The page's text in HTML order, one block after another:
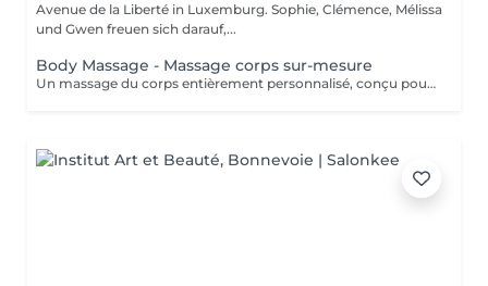
Avenue de la Liberté in Luxemburg. Sophie, Clémence, Mélissa
und Gwen freuen sich darauf,...
Body Massage - Massage corps sur-mesure
Un massage du corps entièrement personnalisé, conçu pour s'adapter à vos besoins et aux tensions ressenties. Dès votre installation sur une table chauffante, tout est pensé pour favoriser le relâchement et le confort. L'huile utilisée est choisie selon vos préférences pour accompagner ce moment de détente. Grâce à une combinaison de manuvres enveloppantes, de pressions ciblées, d'étirements et de gestes drainants, ce massage agit en profondeur pour libérer les tensions, relâcher les zones contractées et procurer une sensation de légèreté. La pression et le rythme sont ajustés tout au long du soin afin de vous offrir un équilibre entre relaxation et efficacité. Une version adaptée est également proposée pour les femmes enceintes (45 minutes), garantissant un moment de détente en toute sécurité. Un soin idéal pour relâcher les tensions du corps, apaiser l'esprit et retrouver une sensation de bien-être global.